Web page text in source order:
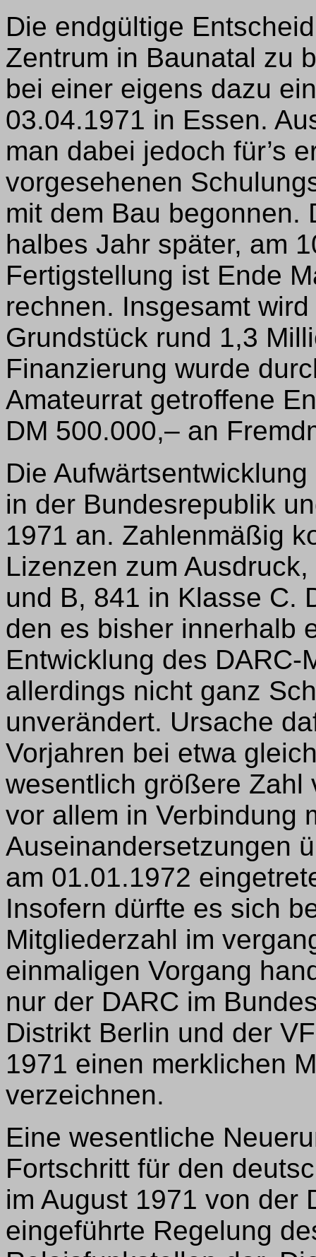
Die endgültige
Zentrum in Baunatal zu
bei einer eigens dazu
03.04.1971 in Essen.
man dabei jedoch für’s
vorgesehenen
mit dem Bau begonnen.
halbes Jahr später, am
Fertigstellung ist Ende
rechnen. Insgesamt
Grundstück rund 1,3
Finanzierung wurde
Amateurrat getroffene
DM 500.000,– an
Die
in der Bundesrepublik
1971 an. Zahlenmäßig
Lizenzen zum
und B, 841 in Klasse C.
den es bisher innerhalb
Entwicklung des
allerdings nicht ganz
unverändert. Ursache
Vorjahren bei etwa
wesentlich größere Zahl
vor allem in Verbindung
Auseinandersetzungen
am 01.01.1972
Insofern dürfte es sich
Mitgliederzahl im
einmaligen Vorgang
nur der DARC im
Distrikt Berlin und der
1971 einen merklichen
verzeichnen.
Eine wesentliche
Fortschritt für den
im August 1971 von der
eingeführte Regelung